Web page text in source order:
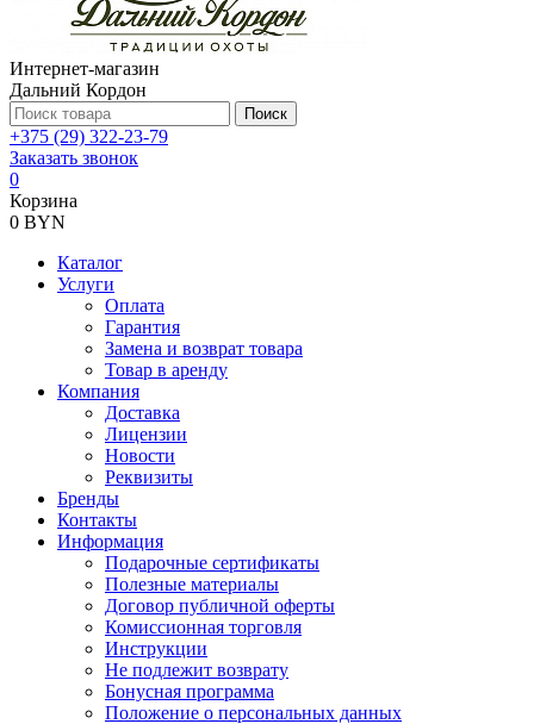
Интернет-магазин
Дальний Кордон
Поиск
+375 (29) 322-23-79
Заказать звонок
0
Корзина
0 BYN
Каталог
Услуги
Оплата
Гарантия
Замена и возврат товара
Товар в аренду
Компания
Доставка
Лицензии
Новости
Реквизиты
Бренды
Контакты
Информация
Подарочные сертификаты
Полезные материалы
Договор публичной оферты
Комиссионная торговля
Инструкции
Не подлежит возврату
Бонусная программа
Положение о персональных данных